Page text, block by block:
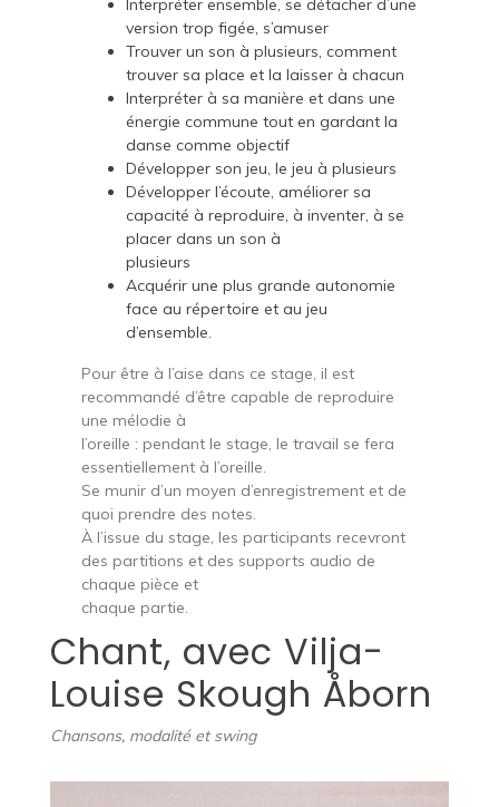
Interpréter ensemble, se détacher d’une
version trop figée, s’amuser
Trouver un son à plusieurs, comment
trouver sa place et la laisser à chacun
Interpréter à sa manière et dans une
énergie commune tout en gardant la
danse comme objectif
Développer son jeu, le jeu à plusieurs
Développer l’écoute, améliorer sa
capacité à reproduire, à inventer, à se
placer dans un son à
plusieurs
Acquérir une plus grande autonomie
face au répertoire et au jeu
d’ensemble.
Pour être à l’aise dans ce stage, il est
recommandé d’être capable de reproduire
une mélodie à
l’oreille : pendant le stage, le travail se fera
essentiellement à l’oreille.
Se munir d’un moyen d’enregistrement et de
quoi prendre des notes.
À l’issue du stage, les participants recevront
des partitions et des supports audio de
chaque pièce et
chaque partie.
Chant, avec Vilja-
Louise Skough Åborn
Chansons, modalité et swing